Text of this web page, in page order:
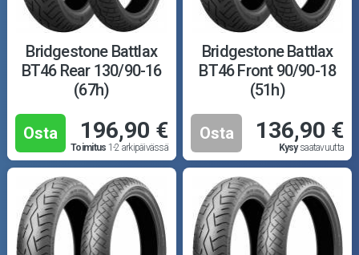
Bridgestone Battlax
BT46 Rear 130/90-16
(67h)
Osta 196,90 €
Toimitus 1-2 arkipäivässä
Bridgestone Battlax
BT46 Front 90/90-18
(51h)
Osta 136,90 €
Kysysaatavuutta